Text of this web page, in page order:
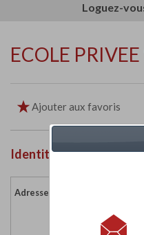
Loguez-
ECOLE
Ajouter aux favoris
Identité de
Adresse :